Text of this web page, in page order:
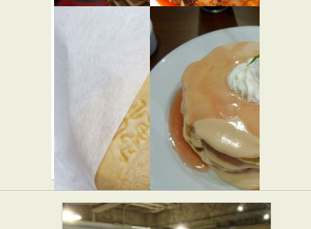
龍の子 ★☆☆